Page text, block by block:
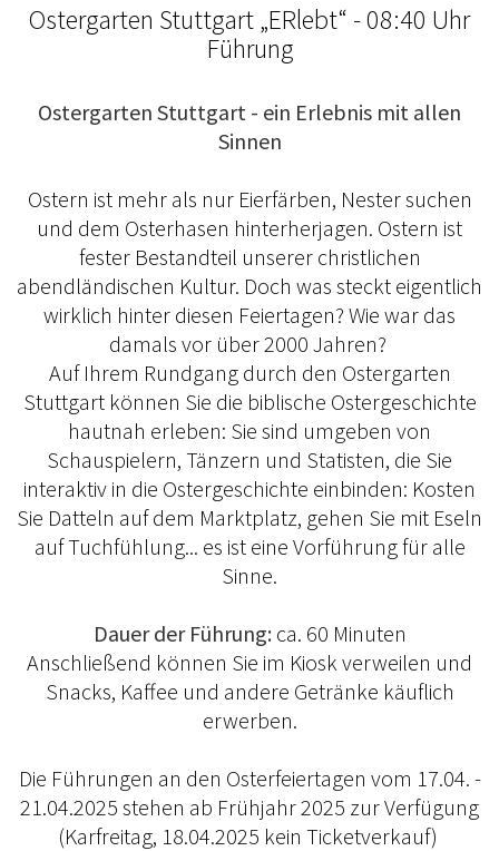
Ostergarten Stuttgart „ERlebt“ - 08:40 Uhr
Führung
Ostergarten Stuttgart - ein Erlebnis mit allen
Sinnen
Ostern ist mehr als nur Eierfärben, Nester suchen
und dem Osterhasen hinterherjagen. Ostern ist
fester Bestandteil unserer christlichen
abendländischen Kultur. Doch was steckt eigentlich
wirklich hinter diesen Feiertagen? Wie war das
damals vor über 2000 Jahren?
Auf Ihrem Rundgang durch den Ostergarten
Stuttgart können Sie die biblische Ostergeschichte
hautnah erleben: Sie sind umgeben von
Schauspielern, Tänzern und Statisten, die Sie
interaktiv in die Ostergeschichte einbinden: Kosten
Sie Datteln auf dem Marktplatz, gehen Sie mit Eseln
auf Tuchfühlung... es ist eine Vorführung für alle
Sinne.
Dauer der Führung:ca. 60 Minuten
Anschließend können Sie im Kiosk verweilen und
Snacks, Kaffee und andere Getränke käuflich
erwerben.
Die Führungen an den Osterfeiertagen vom 17.04. -
21.04.2025 stehen ab Frühjahr 2025 zur Verfügung
(Karfreitag, 18.04.2025 kein Ticketverkauf)